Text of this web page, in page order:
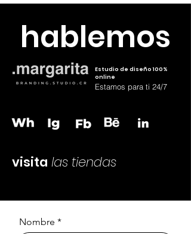
hablemos
Estudio de diseño 100%
online
Estamos para ti 24/7
visita las tiendas
Nombre